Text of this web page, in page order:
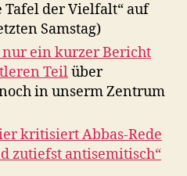
Tafel der Vielfalt“ auf
Samstag)
ein kurzer Bericht
Teilüber
in unserm Zentrum
kritisiert Abbas-Rede
zutiefst antisemitisch“